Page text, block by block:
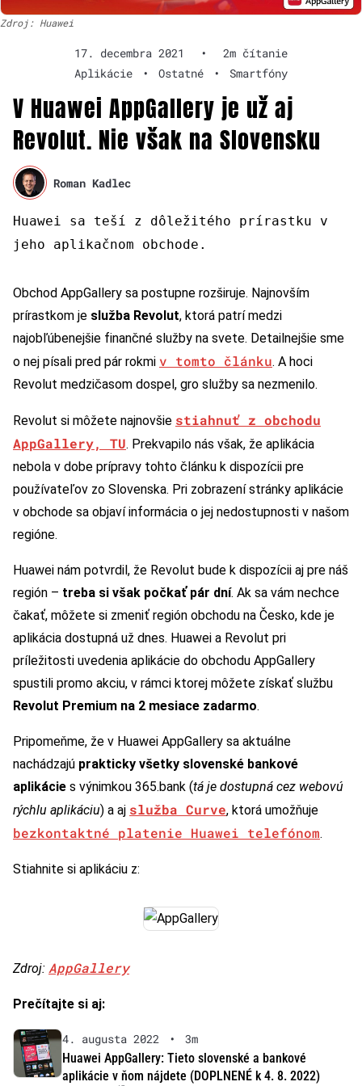
Zdroj: Huawei
17. decembra 2021 •
2m čítanie
Aplikácie
• Ostatné • Smartfóny
V Huawei AppGallery je už aj
Revolut. Nie však na Slovensku
Roman Kadlec
Huawei sa teší z dôležitého prírastku v
jeho aplikačnom obchode.
Obchod AppGallery sa postupne rozširuje. Najnovším
prírastkom je služba Revolut, ktorá patrí medzi
najobľúbenejšie finančné služby na svete. Detailnejšie sme
o nej písali pred pár rokmi v tomto článku. A hoci
Revolut medzičasom dospel, gro služby sa nezmenilo.
Revolut si môžete najnovšie stiahnuť z obchodu
AppGallery, TU. Prekvapilo nás však, že aplikácia
nebola v dobe prípravy tohto článku k dispozícii pre
používateľov zo Slovenska. Pri zobrazení stránky aplikácie
v obchode sa objaví informácia o jej nedostupnosti v našom
regióne.
Huawei nám potvrdil, že Revolut bude k dispozícii aj pre náš
región – treba si však počkať pár dní. Ak sa vám nechce
čakať, môžete si zmeniť región obchodu na Česko, kde je
aplikácia dostupná už dnes. Huawei a Revolut pri
príležitosti uvedenia aplikácie do obchodu AppGallery
spustili promo akciu, v rámci ktorej môžete získať službu
Revolut Premium na 2 mesiace zadarmo.
Pripomeňme, že v Huawei AppGallery sa aktuálne
nachádzajú prakticky všetky slovenské bankové
aplikácie s výnimkou 365.bank (tá je dostupná cez webovú
rýchlu aplikáciu) a aj služba Curve, ktorá umožňuje
bezkontaktné platenie Huawei telefónom.
Stiahnite si aplikáciu z:
Zdroj: AppGallery
Prečítajte si aj:
4. augusta 2022 •
3m
Huawei AppGallery: Tieto slovenské a bankové
aplikácie v ňom nájdete (DOPLNENÉ k 4. 8. 2022)